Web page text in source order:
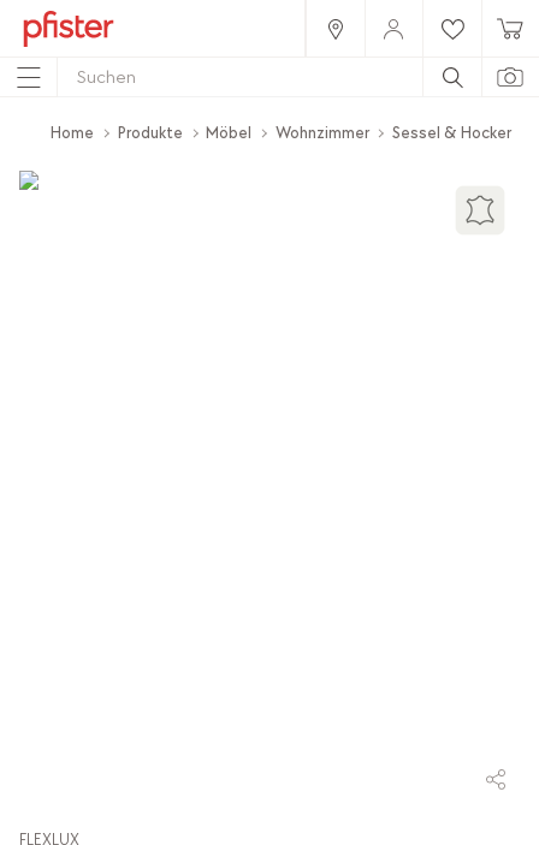
Home Produkte Möbel Wohnzimmer Sessel & Hocker
FLEXLUX